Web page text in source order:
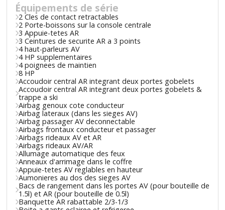
Équipements de série
2 Cles de contact retractables
2 Porte-boissons sur la console centrale
3 Appuie-tetes AR
3 Ceintures de securite AR a 3 points
4 haut-parleurs AV
4 HP supplementaires
4 poignees de maintien
8 HP
Accoudoir central AR integrant deux portes gobelets
Accoudoir central AR integrant deux portes gobelets &
trappe a ski
Airbag genoux cote conducteur
Airbag lateraux (dans les sieges AV)
Airbag passager AV deconnectable
Airbags frontaux conducteur et passager
Airbags rideaux AV et AR
Airbags rideaux AV/AR
Allumage automatique des feux
Anneaux d'arrimage dans le coffre
Appuie-tetes AV reglables en hauteur
Aumonieres au dos des sieges AV
Bacs de rangement dans les portes AV (pour bouteille de
1.5l) et AR (pour bouteille de 0.5l)
Banquette AR rabattable 2/3-1/3